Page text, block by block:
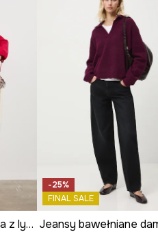
Kurtka oversize damska z lyocellem
-25%
FINAL SALE